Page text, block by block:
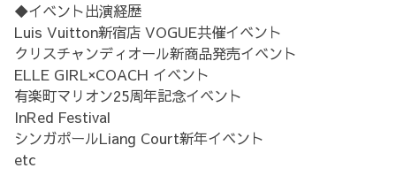
◆イベント出演経歴
Luis Vuitton新宿店 VOGUE共催イベント
クリスチャンディオール新商品発売イベント
ELLE GIRL×COACH イベント
有楽町マリオン25周年記念イベント
InRed Festival
シンガポールLiang Court新年イベント
etc